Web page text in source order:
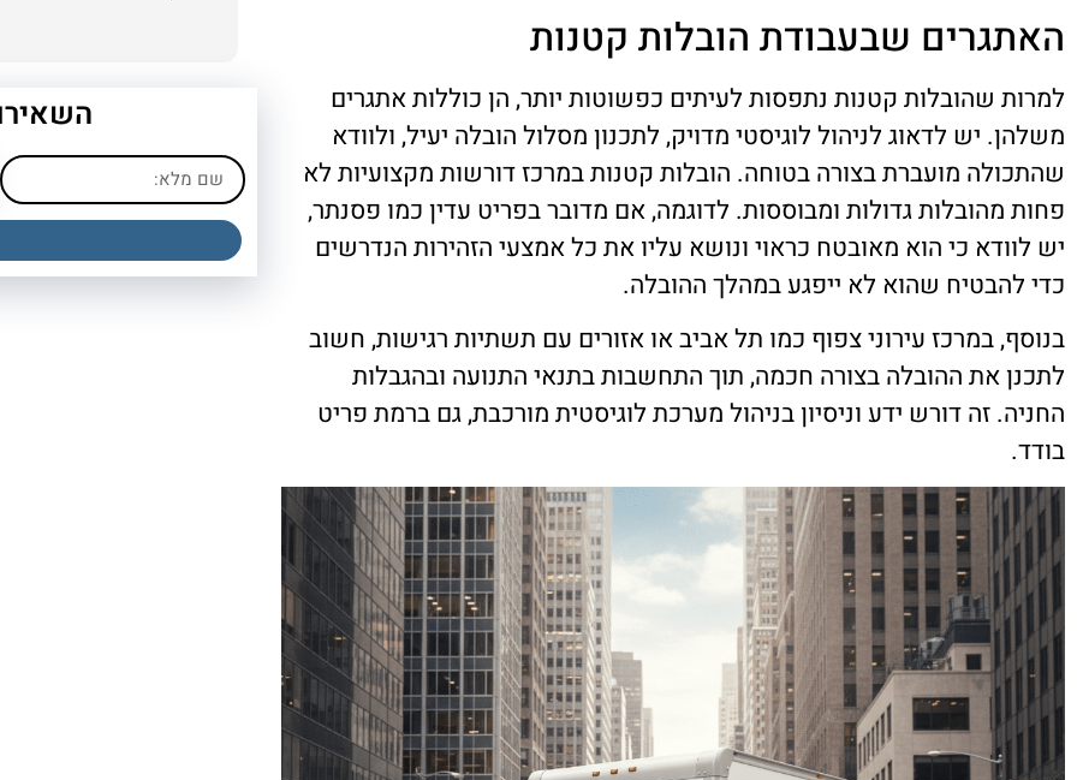
האתגרים שבעבודת הובלות קטנות
למרות שהובלות קטנות נתפסות לעיתים כפשוטות יותר, הן כוללות אתגרים
משלהן. יש לדאוג לניהול לוגיסטי מדויק, לתכנון מסלול הובלה יעיל, ולוודא
שהתכולה מועברת בצורה בטוחה. הובלות קטנות במרכז דורשות מקצועיות לא
פחות מהובלות גדולות ומבוססות. לדוגמה, אם מדובר בפריט עדין כמו פסנתר,
יש לוודא כי הוא מאובטח כראוי ונושא עליו את כל אמצעי הזהירות הנדרשים
כדי להבטיח שהוא לא ייפגע במהלך ההובלה.
בנוסף, במרכז עירוני צפוף כמו תל אביב או אזורים עם תשתיות רגישות, חשוב
לתכנן את ההובלה בצורה חכמה, תוך התחשבות בתנאי התנועה ובהגבלות
החניה. זה דורש ידע וניסיון בניהול מערכת לוגיסטית מורכבת, גם ברמת פריט
בודד.